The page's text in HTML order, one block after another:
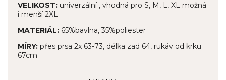
VELIKOST: univerzální , vhodná pro S, M, L, XL možná
i menší 2XL
MATERIÁL: 65%bavlna, 35%poliester
MÍRY: přes prsa 2x 63-73, délka zad 64, rukáv od krku
67cm